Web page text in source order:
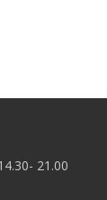
21.00